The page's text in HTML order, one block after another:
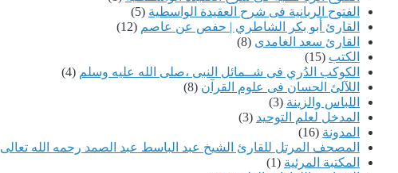
الفتوح الربانية فى شرح العقيدة الواسطية (5)
القارئ أبو بكر الشاطري | حفص عن عاصم (12)
القارئ سعد الغامدى (8)
الكتب (15)
الكوكب الدُري فى شــمائل النبى ،صلى الله عليه وسلم (4)
اللآلئ الحسان فى علوم القرآن (8)
اللباس والزينة (3)
المدخل لعلم التوحيد (3)
المدونة (16)
المصحف المرتل للقارئ الشيخ عبد الباسط عبد الصمد رحمه الله تعالى
المكتبة المرئية (1)